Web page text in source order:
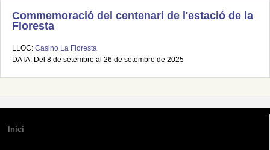
Commemoració del centenari de l'estació de la
Floresta
LLOC: Casino La Floresta
DATA: Del 8 de setembre al 26 de setembre de 2025
Inici